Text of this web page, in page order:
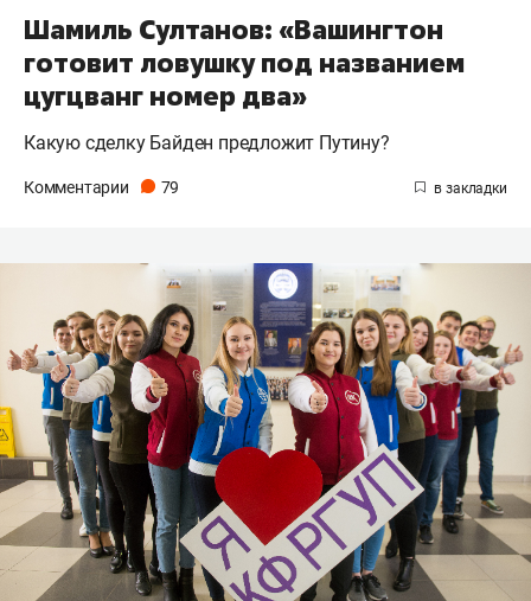
Шамиль Султанов: «Вашингтон
готовит ловушку под названием
цугцванг номер два»
Какую сделку Байден предложит Путину?
Комментарии 79